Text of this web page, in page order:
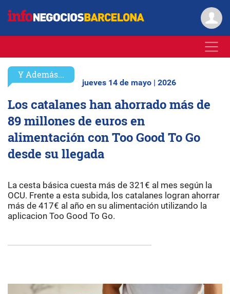
Y Además...
jueves 14 de mayo | 2026
Los catalanes han ahorrado más de
89 millones de euros en
alimentación con Too Good To Go
desde su llegada
La cesta básica cuesta más de 321€ al mes según la
OCU. Frente a esta subida, los catalanes logran ahorrar
más de 417€ al año en su alimentación utilizando la
aplicacion Too Good To Go.